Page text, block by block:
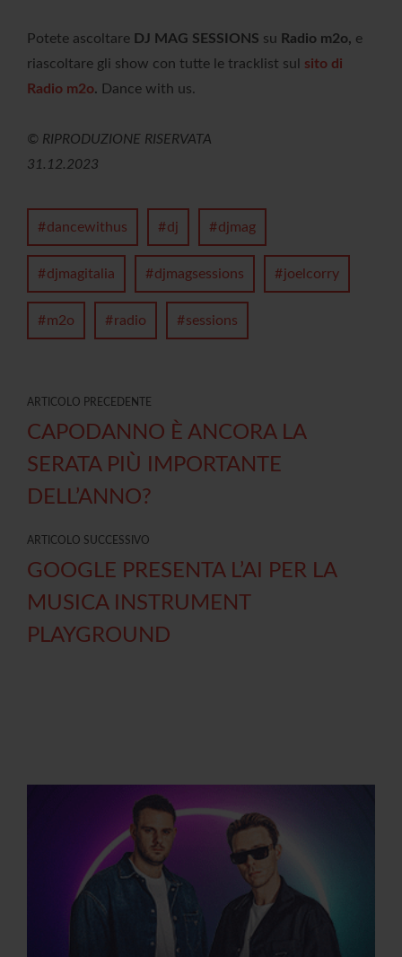
Potete ascoltare DJ MAG SESSIONS su Radio m2o, e
riascoltare gli show con tutte le tracklist sul sito di
Radio m2o. Dance with us.
© RIPRODUZIONE RISERVATA
31.12.2023
dancewithus dj djmag
djmagitalia djmagsessions joelcorry
m2o radio sessions
ARTICOLO PRECEDENTE
CAPODANNO È ANCORA LA
SERATA PIÙ IMPORTANTE
DELL’ANNO?
ARTICOLO SUCCESSIVO
GOOGLE PRESENTA L’AI PER LA
MUSICA INSTRUMENT
PLAYGROUND